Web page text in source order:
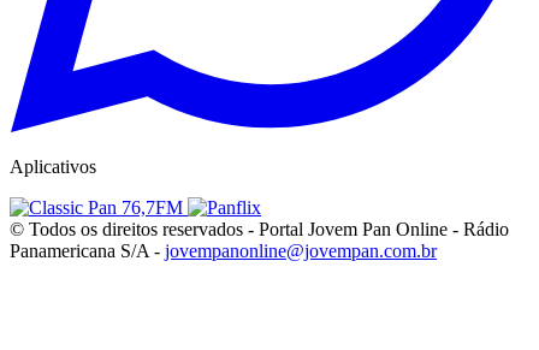
Aplicativos
© Todos os direitos reservados - Portal Jovem Pan Online - Rádio
Panamericana S/A - jovempanonline@jovempan.com.br